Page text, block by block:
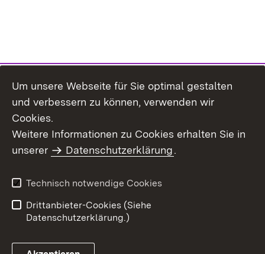
Benutzungshinweise
Erklärung zur
Um unsere Webseite für Sie optimal gestalten
und verbessern zu können, verwenden wir
Cookies.
Weitere Informationen zu Cookies erhalten Sie in
unserer
Datenschutzerklärung.
Technisch notwendige Cookies
Drittanbieter-Cookies (Siehe
Datenschutzerklärung.)